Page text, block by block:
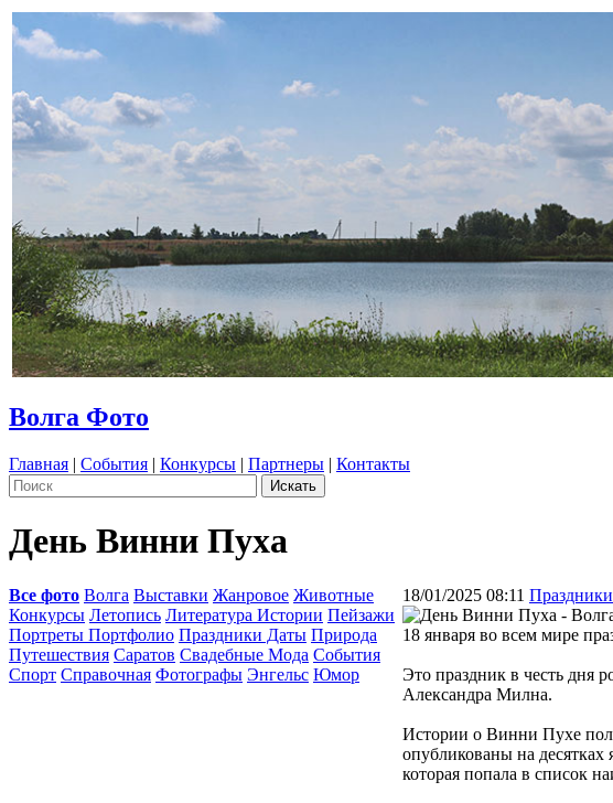
Волга Фото
Главная | События | Конкурсы | Партнеры | Контакты
День Винни Пуха
Все фото Волга Выставки Жанровое Животные
Конкурсы Летопись Литература Истории Пейзажи
Портреты Портфолио Праздники Даты Природа
Путешествия Саратов Свадебные Мода События
Спорт Справочная Фотографы Энгельс Юмор
18/01/2025 08:11
18 января во всем мире
Это праздник в честь дня
Александра Милна.
Истории о Винни Пухе
опубликованы на десятках
которая попала в список